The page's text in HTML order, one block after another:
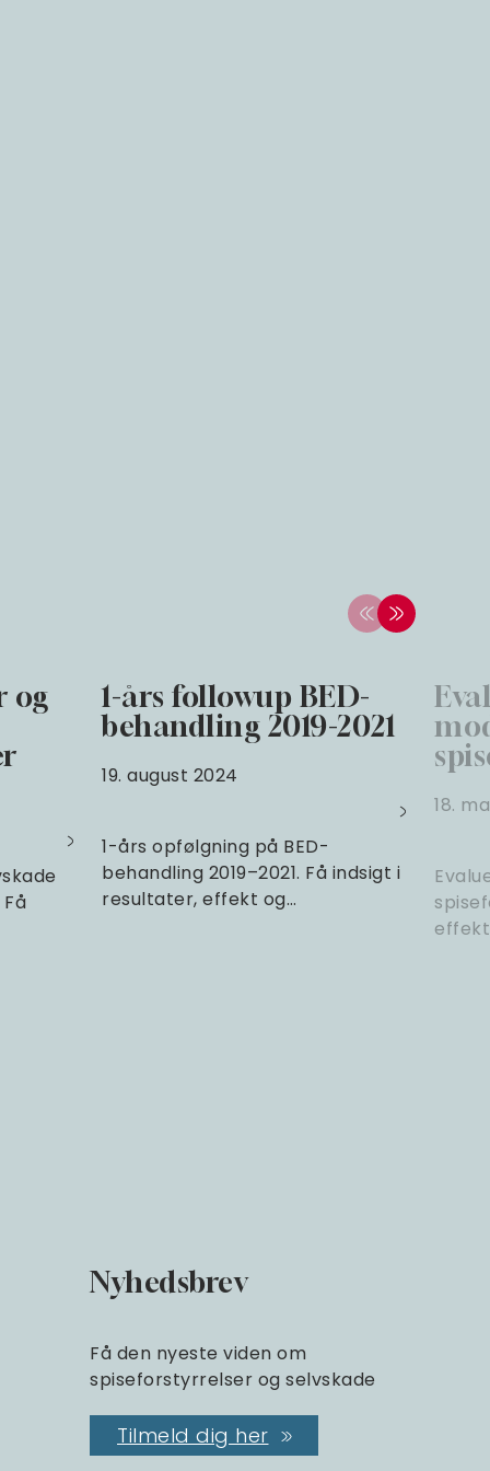
og
1-års followup BED-
behandling 2019-2021
19. august 2024
1-års opfølgning på BED-
behandling 2019–2021. Få indsigt i
resultater, effekt og…
18.
Nyhedsbrev
Få den nyeste viden om
spiseforstyrrelser og selvskade
Tilmeld dig her